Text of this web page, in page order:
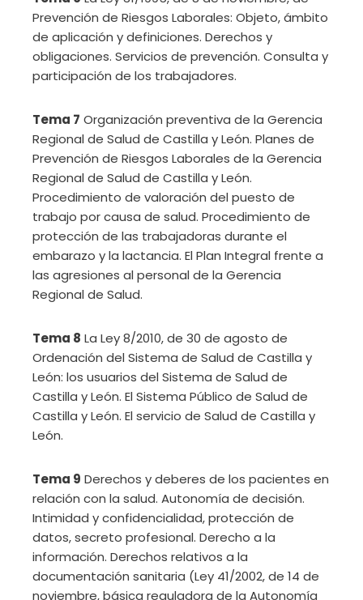
Prevención de Riesgos Laborales: Objeto, ámbito
de aplicación y definiciones. Derechos y
obligaciones. Servicios de prevención. Consulta y
participación de los trabajadores.
Tema 7 Organización preventiva de la Gerencia
Regional de Salud de Castilla y León. Planes de
Prevención de Riesgos Laborales de la Gerencia
Regional de Salud de Castilla y León.
Procedimiento de valoración del puesto de
trabajo por causa de salud. Procedimiento de
protección de las trabajadoras durante el
embarazo y la lactancia. El Plan Integral frente a
las agresiones al personal de la Gerencia
Regional de Salud.
Tema 8 La Ley 8/2010, de 30 de agosto de
Ordenación del Sistema de Salud de Castilla y
León: los usuarios del Sistema de Salud de
Castilla y León. El Sistema Público de Salud de
Castilla y León. El servicio de Salud de Castilla y
León.
Tema 9 Derechos y deberes de los pacientes en
relación con la salud. Autonomía de decisión.
Intimidad y confidencialidad, protección de
datos, secreto profesional. Derecho a la
información. Derechos relativos a la
documentación sanitaria (Ley 41/2002, de 14 de
noviembre, básica reguladora de la Autonomía